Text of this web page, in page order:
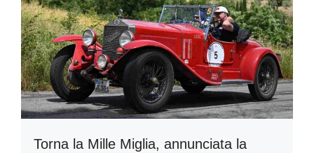
Torna la Mille Miglia, annunciata la